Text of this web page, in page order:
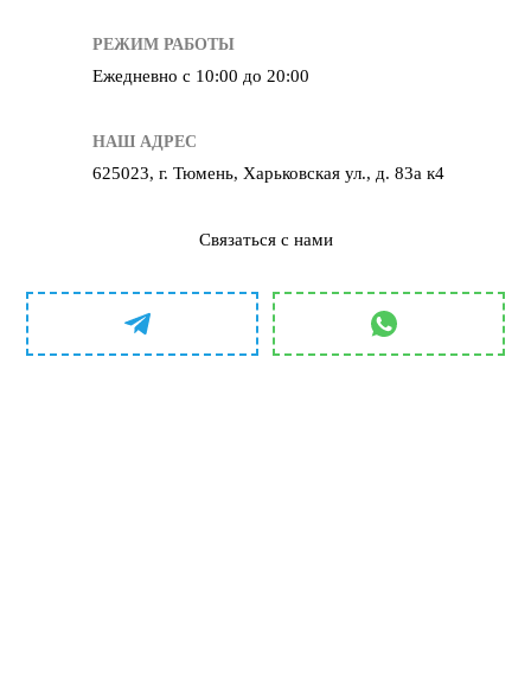
РЕЖИМ РАБОТЫ
Ежедневно с 10:00 до 20:00
НАШ АДРЕС
625023, г. Тюмень, Харьковская ул., д. 83а к4
Связаться с нами